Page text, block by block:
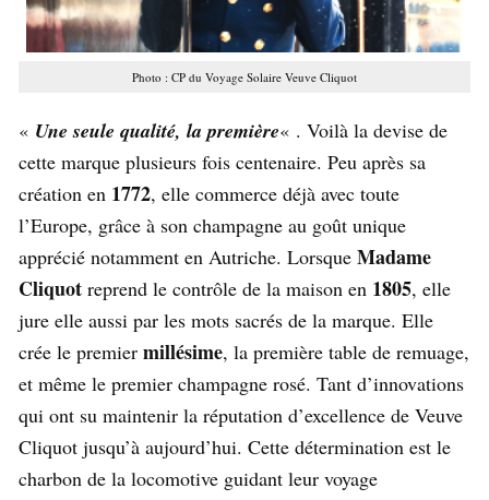
Photo : CP du Voyage Solaire Veuve Cliquot
« Une seule qualité, la première« . Voilà la devise de
cette marque plusieurs fois centenaire. Peu après sa
création en 1772, elle commerce déjà avec toute
l’Europe, grâce à son champagne au goût unique
apprécié notamment en Autriche. Lorsque Madame
Cliquot reprend le contrôle de la maison en 1805, elle
jure elle aussi par les mots sacrés de la marque. Elle
crée le premier millésime, la première table de remuage,
et même le premier champagne rosé. Tant d’innovations
qui ont su maintenir la réputation d’excellence de Veuve
Cliquot jusqu’à aujourd’hui. Cette détermination est le
charbon de la locomotive guidant leur voyage